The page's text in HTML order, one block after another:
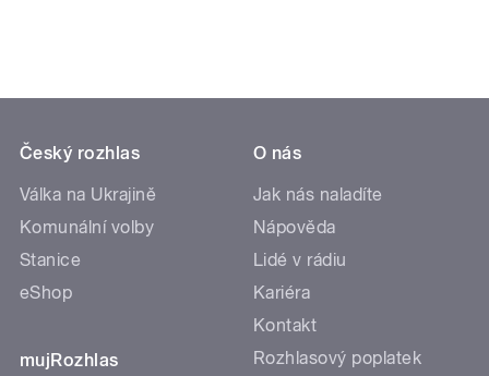
Český rozhlas
Válka na Ukrajině
Komunální volby
Stanice
eShop
mujRozhlas
O nás
Jak nás naladíte
Nápověda
Lidé v rádiu
Kariéra
Kontakt
Rozhlasový poplatek